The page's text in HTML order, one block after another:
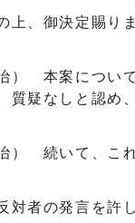
上、御決定賜り
本案について
質疑なしと認め
続いて、これ
対者の発言を許